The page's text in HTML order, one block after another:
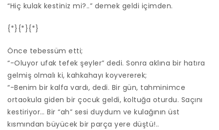
“Hiç kulak kestiniz mi?..” demek geldi içimden.
{*}{*}{*}
Önce tebessüm etti;
“-Oluyor ufak tefek şeyler” dedi. Sonra aklına bir hatıra
gelmiş olmalı ki, kahkahayı koyvererek;
“-Benim bir kalfa vardı, dedi. Bir gün, tahminimce
ortaokula giden bir çocuk geldi, koltuğa oturdu. Saçını
kestiriyor… Bir “ah” sesi duydum ve kulağının üst
kısmından büyücek bir parça yere düştü!..